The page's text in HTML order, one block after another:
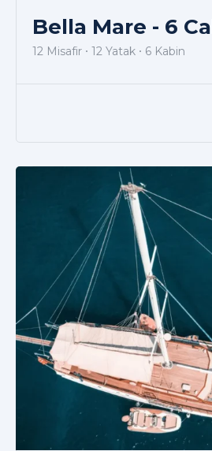
Bella Mare - 6
12 Misafir 12 Yatak 6 Kabin